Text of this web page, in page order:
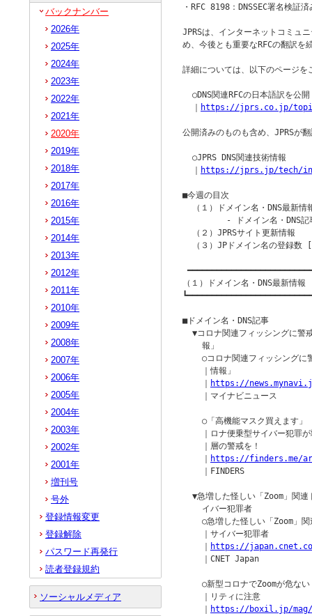
・RFC 8198：DNSSEC署名検証
JPRSは、インターネットコミュ
め、今後とも重要なRFCの翻訳を
詳細については、以下のページを
○DNS関連RFCの日本語訳を公
https://jprs.co.jp/
公開済みのものも含め、JPRSが
  ○JPRS DNS関連技術情報
https://jprs.jp/tech/
■今週の目次
（１）ドメイン名・DNS最新情
- ドメイン名・DNS記
  （２）JPRSサイト更新情報
（３）JPドメイン名の登録数
（１）ドメイン名・DNS最新情報
■ドメイン名・DNS記事
▼コロナ関連フィッシングに警
    報」
○コロナ関連フィッシングに
    ｜情報」
https://
    ｜マイナビニュース
○「高機能マスク買えます」
｜ロナ便乗型サイバー犯罪
    ｜層の警戒を！
https://finders.me/
    ｜FINDERS
▼急増した怪しい「Zoom」関連
    イバー犯罪者
○急増した怪しい「Zoom」関
    ｜サイバー犯罪者
https://
    ｜CNET Japan
○新型コロナでZoomが危ない
    ｜リティに注意
https://boxil.jp/mag/
バックナンバー
2026年
2025年
2024年
2023年
2022年
2021年
2020年
2019年
2018年
2017年
2016年
2015年
2014年
2013年
2012年
2011年
2010年
2009年
2008年
2007年
2006年
2005年
2004年
2003年
2002年
2001年
増刊号
号外
登録情報変更
登録解除
パスワード再発行
読者登録規約
ソーシャルメディア